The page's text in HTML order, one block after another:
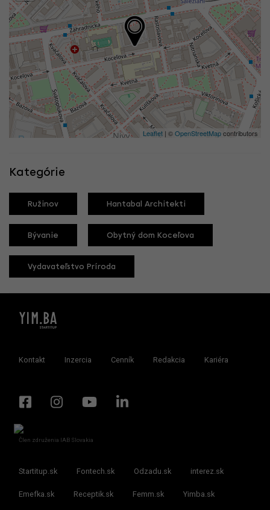
Leaflet | ©OpenStreetMapcontributors
Kategórie
Ružinov Hantabal Architekti
Bývanie Obytný dom Koceľova
Vydavateľstvo Príroda
Kontakt Inzercia Cenník Redakcia Kariéra
Člen združenia IAB Slovakia
Startitup.sk Fontech.sk Odzadu.sk interez.sk
Emefka.sk Receptik.sk Femm.sk Yimba.sk